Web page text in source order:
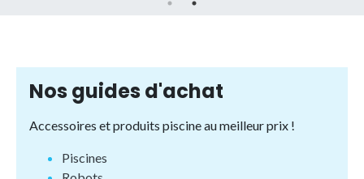
Nos guides d'achat
Accessoires et produits piscine au meilleur prix !
Piscines